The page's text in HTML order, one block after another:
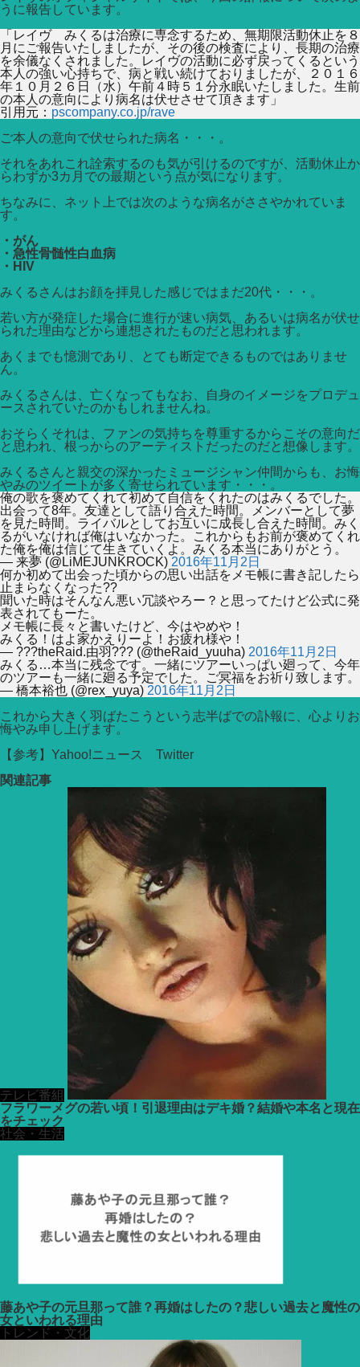
うに報告しています。
「レイヴ みくるは治療に専念するため、無期限活動休止を８
月にご報告いたしましたが、その後の検査により、長期の治療
を余儀なくされました。レイヴの活動に必ず戻ってくるという
本人の強い心持ちで、病と戦い続けておりましたが、２０１６
年１０月２６日（水）午前４時５１分永眠いたしました。生前
の本人の意向により病名は伏せさせて頂きます」
引用元： pscompany.co.jp/rave
ご本人の意向で伏せられた病名・・・。
それをあれこれ詮索するのも気が引けるのですが、活動休止か
らわずか3カ月での最期という点が気になります。
ちなみに、ネット上では次のような病名がささやかれていま
す。
・がん
・急性骨髄性白血病
・HIV
みくるさんはお顔を拝見した感じではまだ20代・・・。
若い方が発症した場合に進行が速い病気、あるいは病名が伏せ
られた理由などから連想されたものだと思われます。
あくまでも憶測であり、とても断定できるものではありませ
ん。
みくるさんは、亡くなってもなお、自身のイメージをプロデュ
ースされていたのかもしれませんね。
おそらくそれは、ファンの気持ちを尊重するからこその意向だ
と思われ、根っからのアーティストだったのだと想像します。
みくるさんと親交の深かったミュージシャン仲間からも、お悔
やみのツイートが多く寄せられています・・・。
俺の歌を褒めてくれて初めて自信をくれたのはみくるでした。
出会って8年。友達として語り合えた時間。メンバーとして夢
を見た時間。ライバルとしてお互いに成長し合えた時間。みく
るがいなければ俺はいなかった。これからもお前が褒めてくれ
た俺を俺は信じて生きていくよ。みくる本当にありがとう。
— 来夢 (@LiMEJUNKROCK) 2016年11月2日
何か初めて出会った頃からの思い出話をメモ帳に書き記したら
止まらなくなった??
聞いた時はそんなん悪い冗談やろー？と思ってたけど公式に発
表されてもーた。
メモ帳に長々と書いたけど、今はやめや！
みくる！はよ家かえりーよ！お疲れ様や！
— ???theRaid.由羽??? (@theRaid_yuuha) 2016年11月2日
みくる…本当に残念です。一緒にツアーいっぱい廻って、今年
のツアーも一緒に廻る予定でした。ご冥福をお祈り致します。
— 橋本裕也 (@rex_yuya) 2016年11月2日
これから大きく羽ばたこうという志半ばでの訃報に、心よりお
悔やみ申し上げます。
【参考】Yahoo!ニュース Twitter
関連記事
テレビ番組
フラワーメグの若い頃！引退理由はデキ婚？結婚や本名と現在
をチェック
社会・生活
藤あや子の元旦那って誰？再婚はしたの？悲しい過去と魔性の
女といわれる理由
トレンド・文化